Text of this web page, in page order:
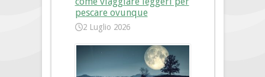
pescare ovunque
2 Luglio 2026